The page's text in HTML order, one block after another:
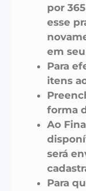
por
esse
em
Para
itens
forma
Ao
será
Para